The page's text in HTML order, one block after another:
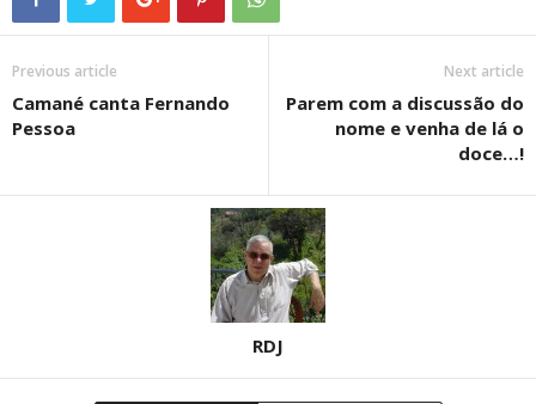
Previous article
Camané canta Fernando
Pessoa
Next article
Parem com a discussão do
nome e venha de lá o
doce…!
RDJ